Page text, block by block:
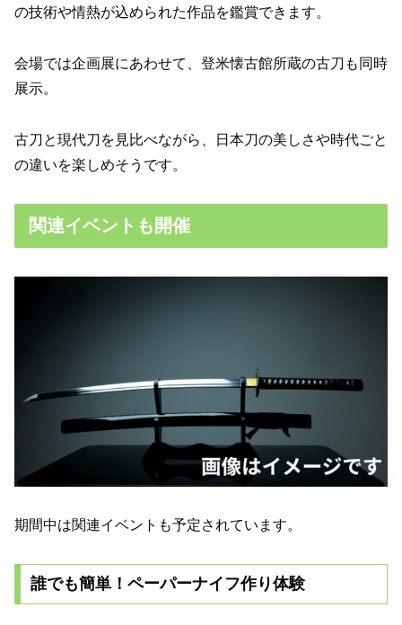
の技術や情熱が込められた作品を鑑賞できます。
会場では企画展にあわせて、登米懐古館所蔵の古刀も同時
展示。
古刀と現代刀を見比べながら、日本刀の美しさや時代ごと
の違いを楽しめそうです。
関連イベントも開催
期間中は関連イベントも予定されています。
誰でも簡単！ペーパーナイフ作り体験